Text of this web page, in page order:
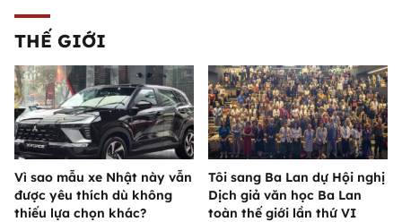
THẾ GIỚI
Vì sao mẫu xe Nhật này vẫn
được yêu thích dù không
thiếu lựa chọn khác?
Tôi sang Ba Lan dự Hội nghị
Dịch giả văn học Ba Lan
toàn thế giới lần thứ VI